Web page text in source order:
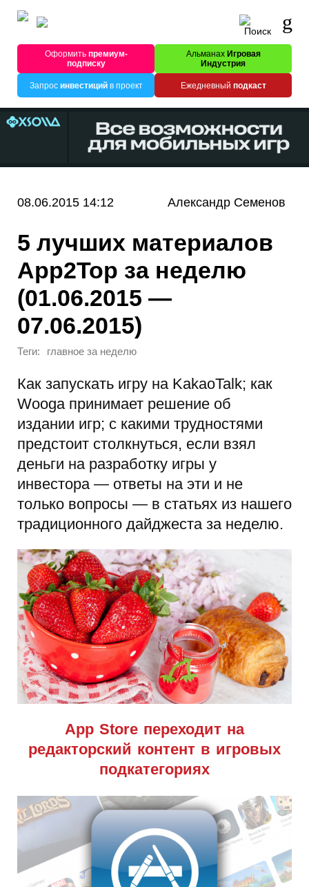
Оформитьпремиум-
подписку
Альманах Игровая
Индустрия
Запрос инвестицийв проект Ежедневный подкаст
08.06.2015 14:12 Александр Семенов
5 лучших материалов
App2Top за неделю
(01.06.2015 —
07.06.2015)
Теги: главное за неделю
Как запускать игру на KakaoTalk; как
Wooga принимает решение об
издании игр; с какими трудностями
предстоит столкнуться, если взял
деньги на разработку игры у
инвестора — ответы на эти и не
только вопросы — в статьях из нашего
традиционного дайджеста за неделю.
App Store переходит на
редакторский контент в игровых
подкатегориях